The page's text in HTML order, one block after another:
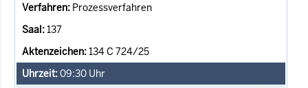
Prozessverfahren
137
134 C 724/25
09:30 Uhr